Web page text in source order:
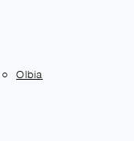
Olbia